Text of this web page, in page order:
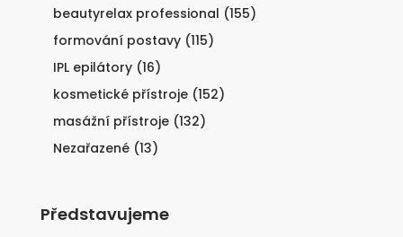
beautyrelax professional (155)
formování postavy (115)
IPL epilátory (16)
kosmetické přístroje (152)
masážní přístroje (132)
Nezařazené (13)
Představujeme